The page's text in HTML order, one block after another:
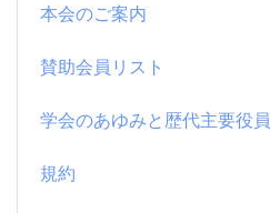
本会のご案内
賛助会員リスト
学会のあゆみと歴代主要役員
規約